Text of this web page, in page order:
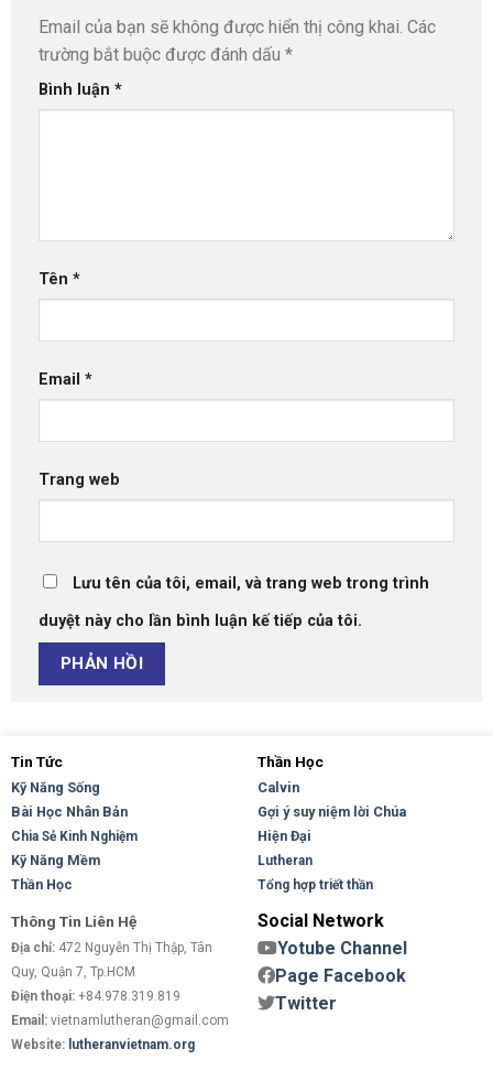
Email của bạn sẽ không được hiển thị công khai. Các
trường bắt buộc được đánh dấu *
Bình luận *
Tên *
Email *
Trang web
Lưu tên của tôi, email, và trang web trong trình
duyệt này cho lần bình luận kế tiếp của tôi.
Tin Tức
Kỹ Năng Sống
Bài Học Nhân Bản
Chia Sẻ Kinh Nghiệm
Kỹ Năng Mềm
Thần Học
Thần Học
Calvin
Gợi ý suy niệm lời Chúa
Hiện Đại
Lutheran
Tổng hợp triết thần
Thông Tin Liên Hệ
Địa chỉ: 472 Nguyễn Thị Thập, Tân
Quy, Quận 7, Tp.HCM
Điện thoại: +84.978.319.819
Email: vietnamlutheran@gmail.com
Website: lutheranvietnam.org
Social Network
Yotube Channel
Page Facebook
Twitter